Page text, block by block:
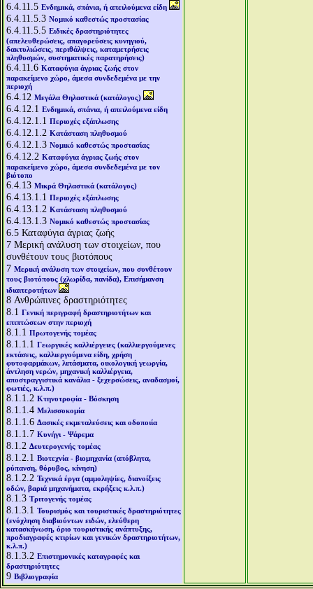
6.4.11.5 Ενδημικά, σπάνια, ή απειλούμενα είδη
6.4.11.5.3 Νομικό καθεστώς προστασίας
6.4.11.5.5 Ειδικές δραστηριότητες
(απελευθερώσεις, απαγορεύσεις κυνηγιού,
δακτυλιώσεις, περιθάλψεις, καταμετρήσεις
πληθυσμών, συστηματικές παρατηρήσεις)
6.4.11.6 Καταφύγια άγριας ζωής στον
παρακείμενο χώρο, άμεσα συνδεδεμένα με την
περιοχή
6.4.12 Μεγάλα Θηλαστικά (κατάλογος)
6.4.12.1 Ενδημικά, σπάνια, ή απειλούμενα είδη
6.4.12.1.1 Περιοχές εξάπλωσης
6.4.12.1.2 Κατάσταση πληθυσμού
6.4.12.1.3 Νομικό καθεστώς προστασίας
6.4.12.2 Καταφύγια άγριας ζωής στον
παρακείμενο χώρο, άμεσα συνδεδεμένα με τον
βιότοπο
6.4.13 Μικρά Θηλαστικά (κατάλογος)
6.4.13.1.1 Περιοχές εξάπλωσης
6.4.13.1.2 Κατάσταση πληθυσμού
6.4.13.1.3 Νομικό καθεστώς προστασίας
6.5 Καταφύγια άγριας ζωής
7 Μερική ανάλυση των στοιχείων, που
συνθέτουν τους βιοτόπους
7 Μερική ανάλυση των στοιχείων, που συνθέτουν
τους βιοτόπους (χλωρίδα, πανίδα), Επισήμανση
ιδιαιτεροτήτων
8 Ανθρώπινες δραστηριότητες
8.1 Γενική περιγραφή δραστηριοτήτων και
επιπτώσεων στην περιοχή
8.1.1 Πρωτογενής τομέας
8.1.1.1 Γεωργικές καλλιέργειες (καλλιεργούμενες
εκτάσεις, καλλιεργούμενα είδη, χρήση
φυτοφαρμάκων, λιπάσματα, οικολογική γεωργία,
άντληση νερών, μηχανική καλλιέργεια,
αποστραγγιστικά κανάλια - ξεχερσώσεις, αναδασμοί,
φωτιές, κ.λ.π.)
8.1.1.2 Κτηνοτροφία - Βόσκηση
8.1.1.4 Μελισσοκομία
8.1.1.6 Δασικές εκμεταλεύσεις και οδοποιία
8.1.1.7 Κυνήγι - Ψάρεμα
8.1.2 Δευτερογενής τομέας
8.1.2.1 Βιοτεχνία - βιομηχανία (απόβλητα,
ρύπανση, θόρυβος, κίνηση)
8.1.2.2 Τεχνικά έργα (αμμοληψίες, διανοίξεις
οδών, βαριά μηχανήματα, εκρήξεις κ.λ.π.)
8.1.3 Τριτογενής τομέας
8.1.3.1 Τουρισμός και τουριστικές δραστηριότητες
(ενόχληση διαβιούντων ειδών, ελεύθερη
κατασκήνωση, όριο τουριστικής ανάπτυξης,
προδιαγραφές κτιρίων και γενικών δραστηριοτήτων,
κ.λ.π.)
8.1.3.2 Επιστημονικές καταγραφές και
δραστηριότητες
9 Βιβλιογραφία